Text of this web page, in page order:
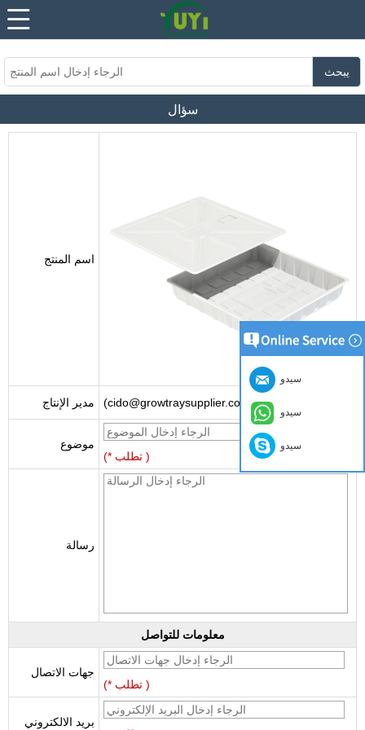
......
يبحث
سؤال
اسم المنتج
مدير الإنتاج (cido@growtraysupplier.com)
موضوع
(* تطلب )
رسالة
معلومات للتواصل
جهات الاتصال
(* تطلب )
بريد الالكتروني
سيدو
سيدو
سيدو